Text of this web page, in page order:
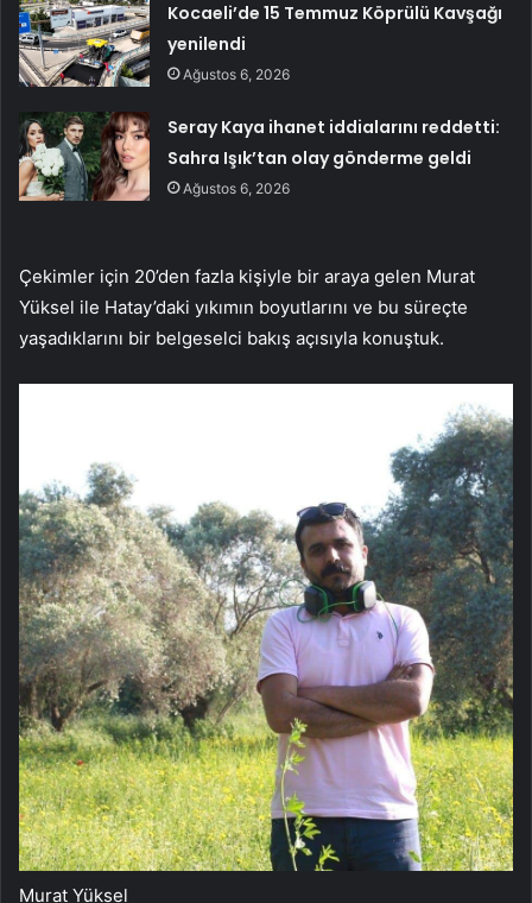
Kocaeli’de 15 Temmuz Köprülü Kavşağı
yenilendi
Ağustos 6, 2026
Seray Kaya ihanet iddialarını reddetti:
Sahra Işık’tan olay gönderme geldi
Ağustos 6, 2026
Çekimler için 20’den fazla kişiyle bir araya gelen Murat
Yüksel ile Hatay’daki yıkımın boyutlarını ve bu süreçte
yaşadıklarını bir belgeselci bakış açısıyla konuştuk.
Murat Yüksel